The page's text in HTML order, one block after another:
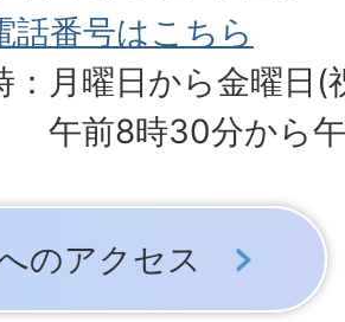
話番号はこちら
：月曜日から金曜日(
午前8時30分から
のアクセス